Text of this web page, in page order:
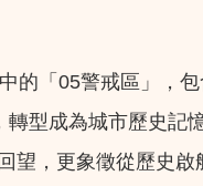
的「05警戒區」，
轉型成為城市歷史
望，更象徵從歷史